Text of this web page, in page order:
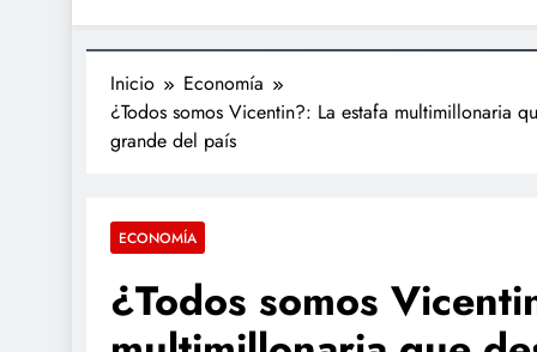
Inicio
Economía
¿Todos somos Vicentin?: La estafa multimillonaria
grande del país
ECONOMÍA
¿Todos somos